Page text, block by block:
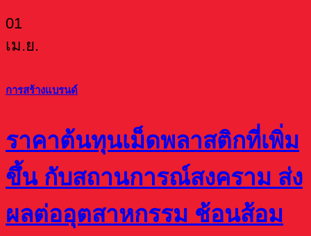
01
เม.ย.
การสร้างแบรนด์
ราคาต้นทุนเม็ดพลาสติกที่เพิ่ม
ขึ้น กับสถานการณ์สงคราม ส่ง
ผลต่ออุตสาหกรรม ช้อนส้อม